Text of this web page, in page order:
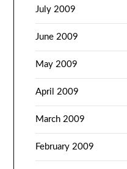
July 2009
June 2009
May 2009
April 2009
March 2009
February 2009